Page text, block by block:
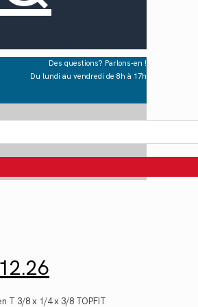
Des questions? Parlons-en !
Du lundi au vendredi de 8h à 17h
12.26prix
actuel
T 3/8 x 1/4 x 3/8 TOPFIT